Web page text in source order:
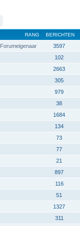
RANG BERICHTEN
Forumeigenaar 3597
102
2663
305
979
38
1684
134
73
77
21
897
116
51
1327
311